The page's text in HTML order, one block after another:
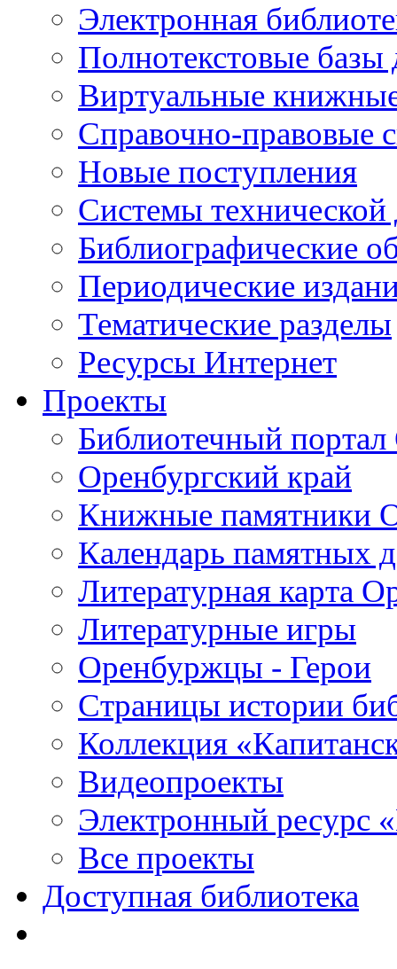
Электронная
Полнотекстовые
Виртуальные
Справочно-правовые
Новые поступления
Cистемы
Библиографические
Периодические
Тематические разделы
Ресурсы Интернет
Проекты
Библиотечный портал
Оренбургский край
Книжные памятники
Календарь памятных
Литературная карта
Литературные игры
Оренбуржцы - Герои
Страницы истории
Коллекция
Видеопроекты
Электронный ресурс
Все проекты
Доступная библиотека